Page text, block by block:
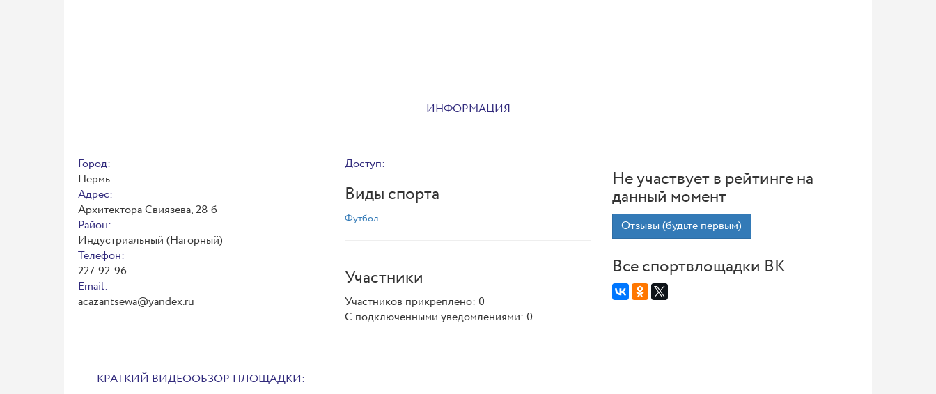
ИНФОРМАЦИЯ
Город:
Пермь
Адрес:
Архитектора Свиязева, 28 б
Район:
Индустриальный (Нагорный)
Телефон:
227-92-96
Email:
acazantsewa@yandex.ru
КРАТКИЙ ВИДЕООБЗОР ПЛОЩАДКИ:
Доступ:
Виды спорта
Футбол
Участники
Участников прикреплено: 0
С подключенными уведомлениями: 0
Не участвует в рейтинге на
данный момент
Отзывы (будьте первым)
Все спортвлощадки ВК